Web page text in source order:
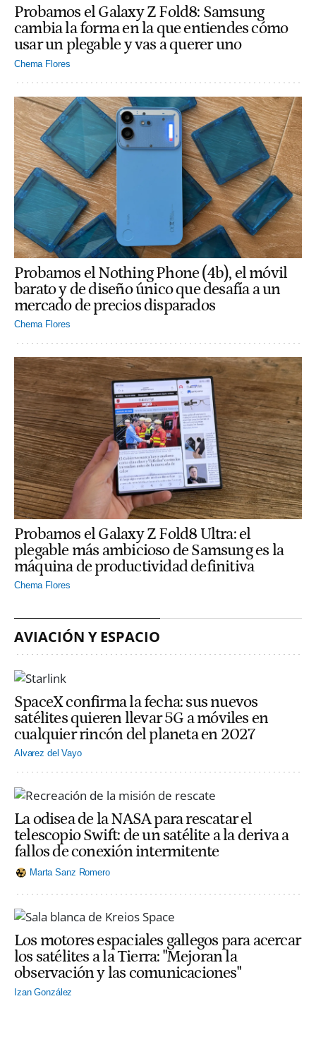
Probamos el Galaxy Z Fold8: Samsung
cambia la forma en la que entiendes cómo
usar un plegable y vas a querer uno
Chema Flores
Probamos el Nothing Phone (4b), el móvil
barato y de diseño único que desafía a un
mercado de precios disparados
Chema Flores
Probamos el Galaxy Z Fold8 Ultra: el
plegable más ambicioso de Samsung es la
máquina de productividad definitiva
Chema Flores
AVIACIÓN Y ESPACIO
SpaceX confirma la fecha: sus nuevos
satélites quieren llevar 5G a móviles en
cualquier rincón del planeta en 2027
Alvarez del Vayo
La odisea de la NASA para rescatar el
telescopio Swift: de un satélite a la deriva a
fallos de conexión intermitente
Marta Sanz Romero
Los motores espaciales gallegos para acercar
los satélites a la Tierra: "Mejoran la
observación y las comunicaciones"
Izan González